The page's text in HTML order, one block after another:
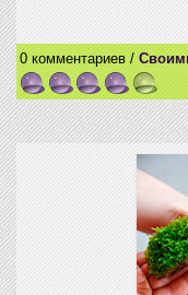
0 комментариев /